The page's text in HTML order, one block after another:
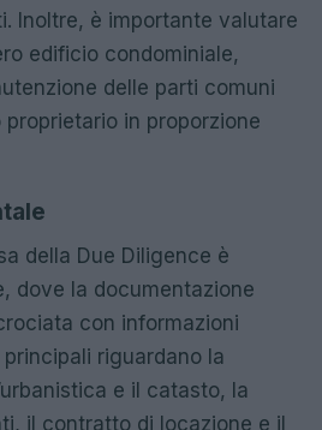
Inoltre, è importante valutare
edificio condominiale,
delle parti comuni
in proporzione
della Due Diligence è
dove la documentazione
con informazioni
riguardano la
e il catasto, la
il contratto di locazione e il